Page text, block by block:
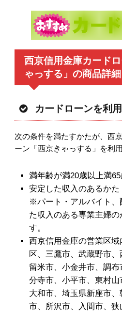
西京信用金庫カード
ゃっする」の商品詳細
カードローンを利
次の条件を満たすかたが、西
ーン「西京きゃっする」を利
満年齢が満20歳以上満
安定した収入のあるかた
※パート・アルバイト、
た収入のある専業主婦
す。
西京信用金庫の営業区域
区、三鷹市、武蔵野市
留米市、小金井市、調布
分寺市、小平市、東村
大和市、埼玉県新座市
市、所沢市、入間市、